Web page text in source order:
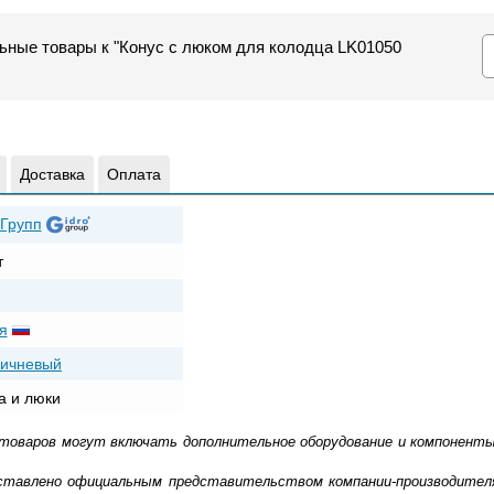
товары к "Конус с люком для колодца LK01050
Доставка Оплата
и люки
могут включать дополнительное оборудование и
официальным представительством компании-